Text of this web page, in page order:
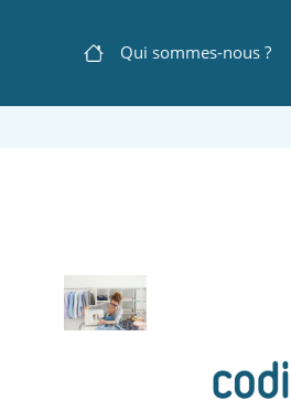
Navigation
Qui sommes-nous ?